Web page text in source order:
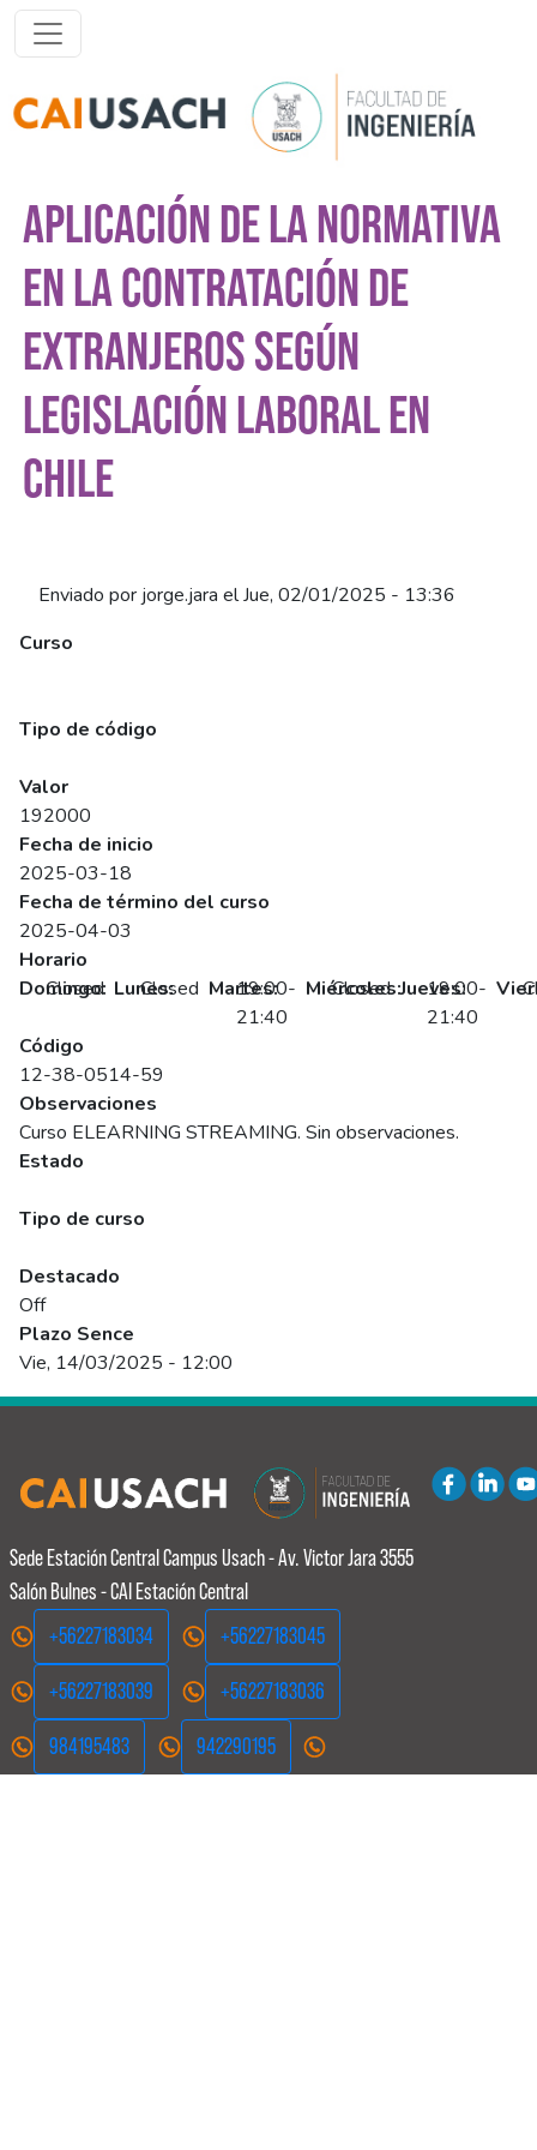
Pasar al contenido principal
APLICACIÓN DE LA NORMATIVA
EN LA CONTRATACIÓN DE
EXTRANJEROS SEGÚN
LEGISLACIÓN LABORAL EN
CHILE
Enviado por jorge.jara elJue, 02/01/2025 - 13:36
Curso
Tipo de código
Valor
192000
Fecha de inicio
2025-03-18
Fecha de término del curso
2025-04-03
Horario
Domingo:
Closed Lunes:
Closed Martes:
19:00-
21:40
Miércoles:
Closed Jueves:
19:00-
21:40
Código
12-38-0514-59
Observaciones
Curso ELEARNING STREAMING. Sin observaciones.
Estado
Tipo de curso
Destacado
Off
Plazo Sence
Vie, 14/03/2025 - 12:00
Sede Estación Central Campus Usach - Av. Victor Jara 3555
Salón Bulnes - CAI Estación Central
+56227183034
+56227183045
+56227183039 +56227183036
984195483 942290195